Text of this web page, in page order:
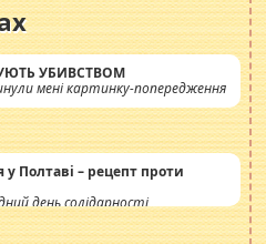
УБИВСТВОМ
мені картинку-попередження
у Полтаві – рецепт проти
день солідарності